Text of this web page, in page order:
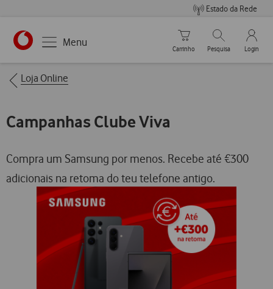
Estado da Rede
https://www.vodafone.pt
Menu
Carrinho de compras
Carrinho
Pesquisar
Pesquisa
My
Login
Breadcrumbs
Loja Online
Campanhas Clube Viva
Compra um Samsung por menos. Recebe até €300
adicionais na retoma do teu telefone antigo.